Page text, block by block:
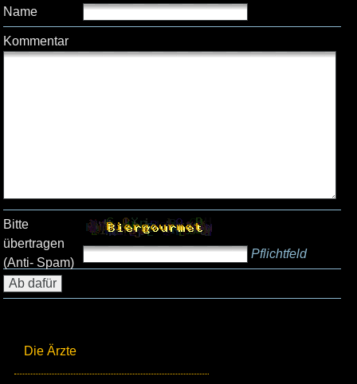
Die Ärzte
Name
Kommentar
Bitte
übertragen
(Anti- Spam)
Pflichtfeld